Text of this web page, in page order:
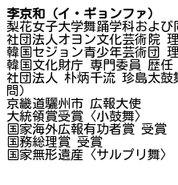
李京和（イ・ギョンファ）
梨花女子大学舞踊学科および
社団法人オヨン文化芸術院
韓国セジョン青少年芸術団
韓国文化財庁 専門委員 歴任
社団法人 朴炳千流 珍島太
問）
京畿道驪州市 広報大使
大統領賞受賞〈小鼓舞〉
国家海外広報有功者賞 受賞
国務総理賞 受賞
国家無形遺産〈サルプリ舞〉